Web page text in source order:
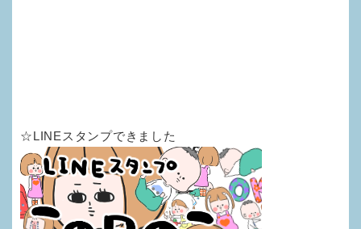
☆LINEスタンプできました